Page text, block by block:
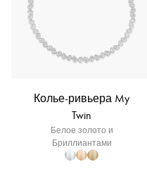
Колье-ривьера My
Twin
Белое золото и
Бриллиантами